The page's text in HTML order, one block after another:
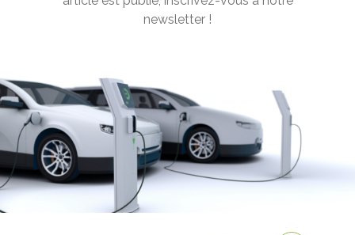
SONT EMPORTÉES PAR LES
ÉLECTRIQUES
Rédigé par Philippe Schwoerer le 10 Mai 2024 à 11:57
commentaires
newsletter !